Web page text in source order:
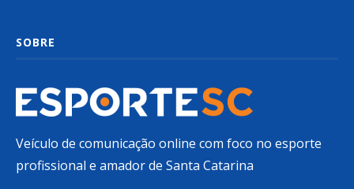
SOBRE
Veículo de comunicação online com foco no esporte
profissional e amador de Santa Catarina